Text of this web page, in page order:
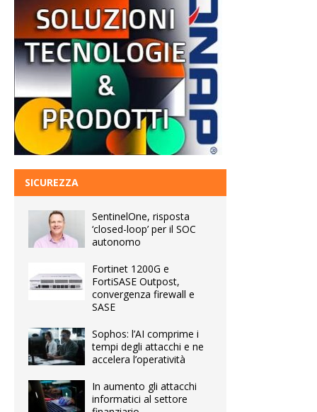
SICUREZZA
SentinelOne, risposta
‘closed-loop’ per il SOC
autonomo
Fortinet 1200G e
FortiSASE Outpost,
convergenza firewall e
SASE
Sophos: l’AI comprime i
tempi degli attacchi e ne
accelera l’operatività
In aumento gli attacchi
informatici al settore